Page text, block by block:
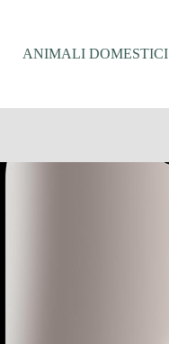
ANIMALI DOMESTICI